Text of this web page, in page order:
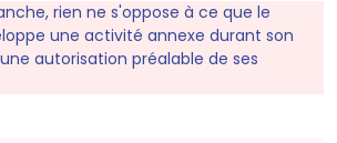
rien ne s'oppose à ce que le
une activité annexe durant son
autorisation préalable de ses